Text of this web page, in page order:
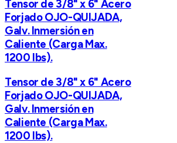
Tensor de 3/8" x 6" Acero
Forjado OJO-QUIJADA,
Galv. Inmersión en
Caliente (Carga Max.
1200 lbs).
Tensor de 3/8" x 6" Acero
Forjado OJO-QUIJADA,
Galv. Inmersión en
Caliente (Carga Max.
1200 lbs).